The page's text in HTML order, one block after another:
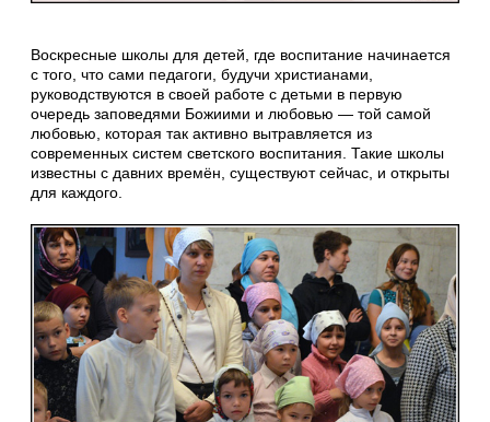
Воскресные школы для детей, где воспитание начинается
с того, что сами педагоги, будучи христианами,
руководствуются в своей работе с детьми в первую
очередь заповедями Божиими и любовью — той самой
любовью, которая так активно вытравляется из
современных систем светского воспитания. Такие школы
известны с давних времён, существуют сейчас, и открыты
для каждого.